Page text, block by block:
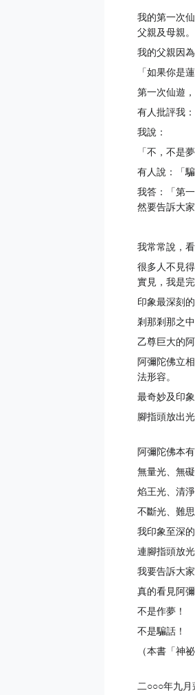
我的第一次
父親及母親。
我的父親因
「如果你是
第一次仙遊
有人批評我
我說：
「不，不是
有人說：「騙
我答：「第
然要告訴大
我常常說，
很多人不見
實見，我是
印象最深刻
剎那剎那之
乙尊巨大的
阿彌陀佛立
法形容。
最奇妙及印
腳指頭放出光
阿彌陀佛本
無量光、無
焰王光、清
不斷光、難
我印象至深的
連腳指頭放
我要告訴大家
真的看見阿彌
不是作夢！
不是騙話！
（本書「神
二○○○年九